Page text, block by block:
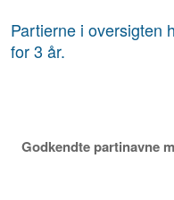
Partierne i oversigten
for 3 år.
Godkendte partinavne